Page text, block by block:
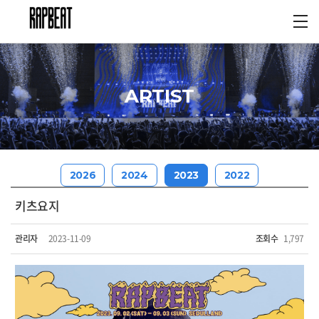
ARTIST
2026 2024 2023 2022
키츠요지
관리자 2023-11-09 조회수 1,797